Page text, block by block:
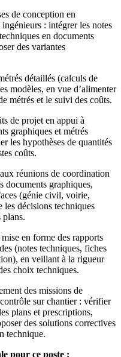
de conception en
: intégrer les notes
en documents
des variantes
détaillés (calculs de
modèles, en vue d’alimenter
métrés et le suivi des coûts.
de projet en appui à
graphiques et métrés
les hypothèses de quantités
coûts.
réunions de coordination
documents graphiques,
(génie civil, voirie,
les décisions techniques
plans.
en forme des rapports
(notes techniques, fiches
en veillant à la rigueur
choix techniques.
des missions de
sur chantier : vérifier
plans et prescriptions,
des solutions correctives
technique.
pour ce poste :